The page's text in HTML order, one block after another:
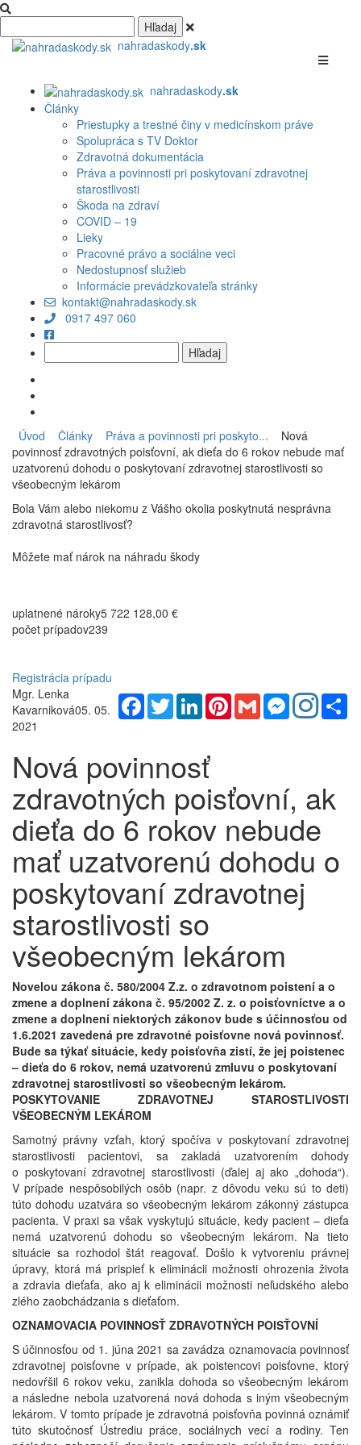
nahradaskody.sk
nahradaskody.sk
Články
Priestupky a trestné činy v medicínskom práve
Spolupráca s TV Doktor
Zdravotná dokumentácia
Práva a povinnosti pri poskytovaní zdravotnej
starostlivosti
Škoda na zdraví
COVID – 19
Lieky
Pracovné právo a sociálne veci
Nedostupnosť služieb
Informácie prevádzkovateľa stránky
kontakt@nahradaskody.sk
0917 497 060
Úvod Články Práva a povinnosti pri poskyto...
Nová
povinnosť zdravotných poisťovní, ak dieťa do 6 rokov nebude mať
uzatvorenú dohodu o poskytovaní zdravotnej starostlivosti so
všeobecným lekárom
Bola Vám alebo niekomu z Vášho okolia poskytnutá nesprávna
zdravotná starostlivosť?
Môžete mať nárok na náhradu škody
uplatnené nároky5 722 128,00 €
počet prípadov239
Registrácia prípadu
Facebook
TwitterLinkedInPinterestGmail Messenger
Mgr. Lenka
Kavarniková05. 05.
2021
Nová povinnosť
zdravotných poisťovní, ak
dieťa do 6 rokov nebude
mať uzatvorenú dohodu o
poskytovaní zdravotnej
starostlivosti so
všeobecným lekárom
Novelou zákona č. 580/2004 Z.z. o zdravotnom poistení a o
zmene a doplnení zákona č. 95/2002 Z. z. o poisťovníctve a o
zmene a doplnení niektorých zákonov bude s účinnosťou od
1.6.2021 zavedená pre zdravotné poisťovne nová povinnosť.
Bude sa týkať situácie, kedy poisťovňa zistí, že jej poistenec
– dieťa do 6 rokov, nemá uzatvorenú zmluvu o poskytovaní
zdravotnej starostlivosti so všeobecným lekárom.
POSKYTOVANIE ZDRAVOTNEJ STAROSTLIVOSTI
VŠEOBECNÝM LEKÁROM
Samotný právny vzťah, ktorý spočíva v poskytovaní zdravotnej
starostlivosti pacientovi, sa zakladá uzatvorením dohody
o poskytovaní zdravotnej starostlivosti (ďalej aj ako „dohoda“).
V prípade nespôsobilých osôb (napr. z dôvodu veku sú to deti)
túto dohodu uzatvára so všeobecným lekárom zákonný zástupca
pacienta. V praxi sa však vyskytujú situácie, kedy pacient – dieťa
nemá uzatvorenú dohodu so všeobecným lekárom. Na tieto
situácie sa rozhodol štát reagovať. Došlo k vytvoreniu právnej
úpravy, ktorá má prispieť k eliminácii možnosti ohrozenia života
a zdravia dieťaťa, ako aj k eliminácii možnosti neľudského alebo
zlého zaobchádzania s dieťaťom.
OZNAMOVACIA POVINNOSŤ ZDRAVOTNÝCH POISŤOVNÍ
S účinnosťou od 1. júna 2021 sa zavádza oznamovacia povinnosť
zdravotnej poisťovne v prípade, ak poistencovi poisťovne, ktorý
nedovŕšil 6 rokov veku, zanikla dohoda so všeobecným lekárom
a následne nebola uzatvorená nová dohoda s iným všeobecným
lekárom. V tomto prípade je zdravotná poisťovňa povinná oznámiť
túto skutočnosť Ústrediu práce, sociálnych vecí a rodiny. Ten